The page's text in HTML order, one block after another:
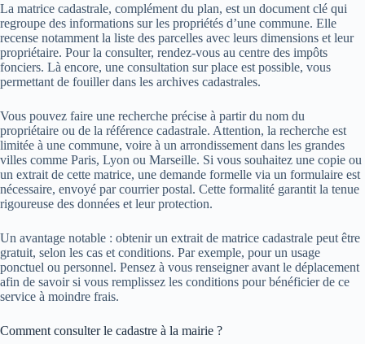
La matrice cadastrale, complément du plan, est un document clé qui
regroupe des informations sur les propriétés d’une commune. Elle
recense notamment la liste des parcelles avec leurs dimensions et leur
propriétaire. Pour la consulter, rendez-vous au centre des impôts
fonciers. Là encore, une consultation sur place est possible, vous
permettant de fouiller dans les archives cadastrales.
Vous pouvez faire une recherche précise à partir du nom du
propriétaire ou de la référence cadastrale. Attention, la recherche est
limitée à une commune, voire à un arrondissement dans les grandes
villes comme Paris, Lyon ou Marseille. Si vous souhaitez une copie ou
un extrait de cette matrice, une demande formelle via un formulaire est
nécessaire, envoyé par courrier postal. Cette formalité garantit la tenue
rigoureuse des données et leur protection.
Un avantage notable : obtenir un extrait de matrice cadastrale peut être
gratuit, selon les cas et conditions. Par exemple, pour un usage
ponctuel ou personnel. Pensez à vous renseigner avant le déplacement
afin de savoir si vous remplissez les conditions pour bénéficier de ce
service à moindre frais.
Comment consulter le cadastre à la mairie ?